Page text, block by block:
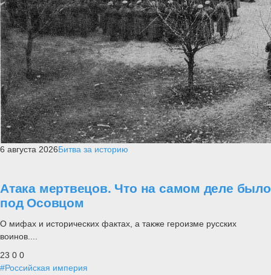
6 августа 2026Битва за историю
Атака мертвецов. Что на самом деле было
под Осовцом
О мифах и исторических фактах, а также героизме русских
воинов....
23 0 0
#Российская империя